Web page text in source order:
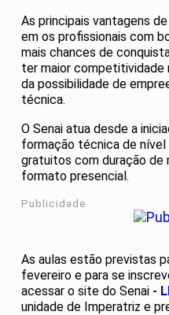
As principais vantagens
em os profissionais com
mais chances de
ter maior competitividade
da possibilidade de
técnica.
O Senai atua desde a
formação técnica de
gratuitos com duração de
formato presencial.
Publicidade
As aulas estão previstas
fevereiro e para se
acessar o site do Senai -
unidade de Imperatriz e